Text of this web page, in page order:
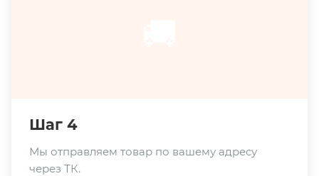
Шаг 4
Мы отправляем товар по вашему адресу
через ТК.